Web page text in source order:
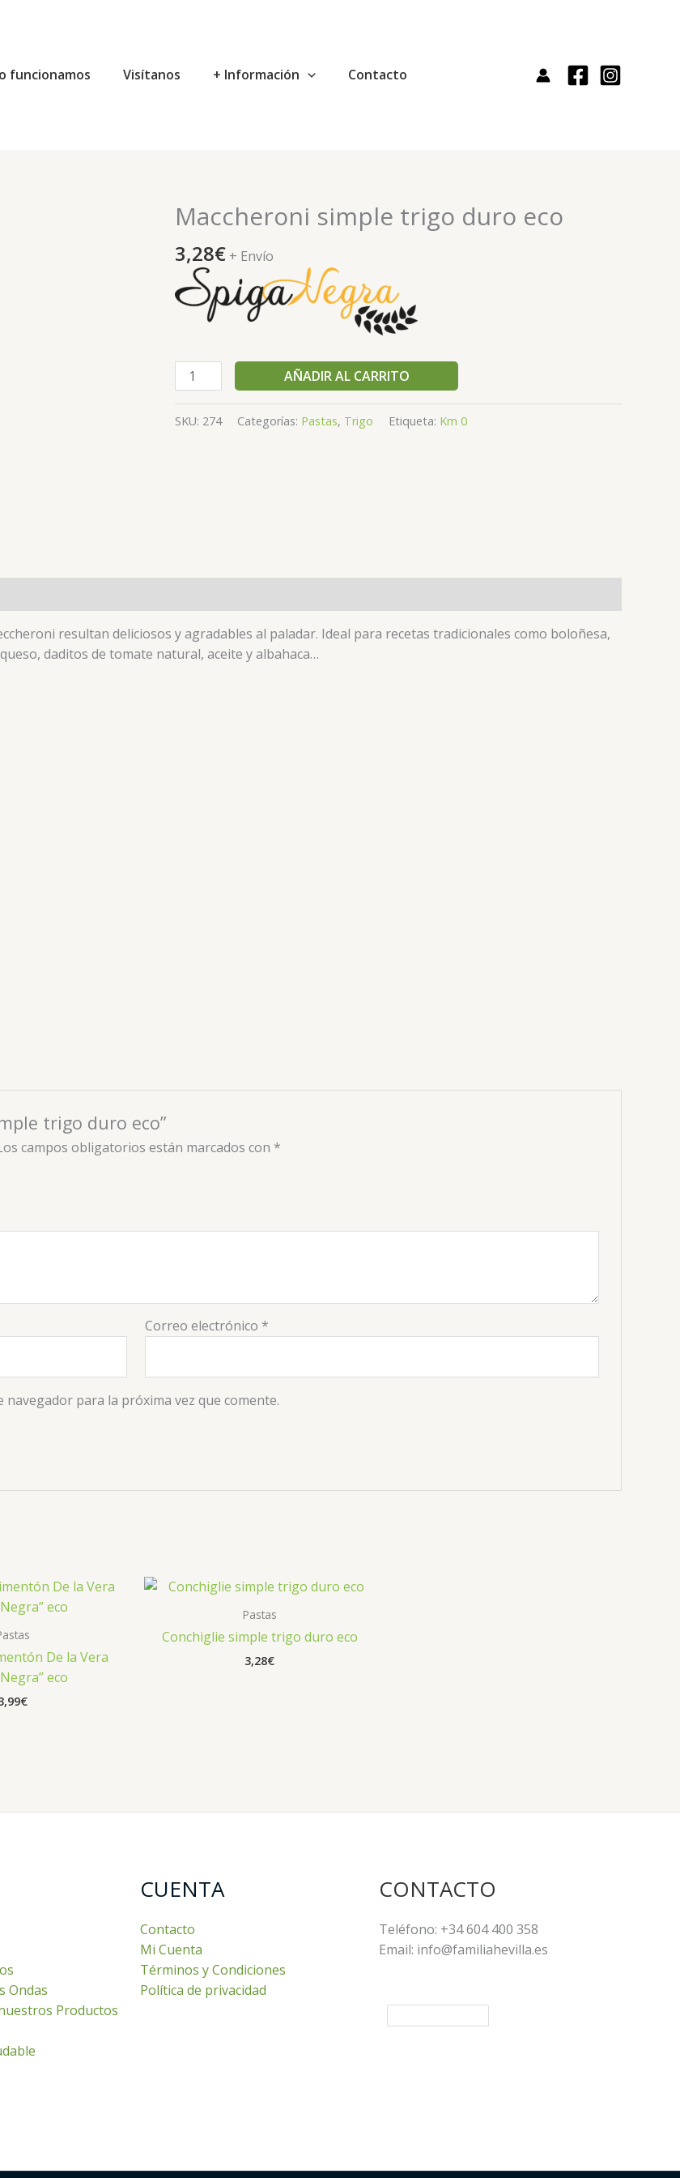
funcionamos Visítanos + Información Contacto
Maccheroni simple trigo duro eco
3,28€ + Envío
Maccheroni
simple
trigo
duro
eco
cantidad
AÑADIR AL CARRITO
SKU: 274 Categorías: Pastas, Trigo Etiqueta: Km 0
resultan deliciosos y agradables al paladar. Ideal para recetas tradicionales como boloñesa,
daditos de tomate natural, aceite y albahaca…
trigo duro eco”
campos obligatorios están marcados con *
Correo electrónico *
para la próxima vez que comente.
De la Vera
eco
€
Pastas
Conchiglie simple trigo duro eco
3,28€
Ondas
Productos
CUENTA
Contacto
Mi Cuenta
Términos y Condiciones
Política de privacidad
CONTACTO
Teléfono: +34 604 400 358
Email: info@familiahevilla.es